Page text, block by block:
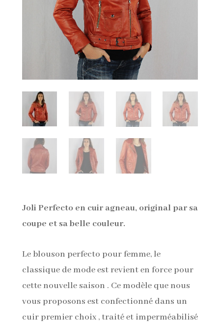
Joli Perfecto en cuir agneau, original par sa
coupe et sa belle couleur.
Le blouson perfecto pour femme, le
classique de mode est revient en force pour
cette nouvelle saison . Ce modèle que nous
vous proposons est confectionné dans un
cuir premier choix , traité et imperméabilisé